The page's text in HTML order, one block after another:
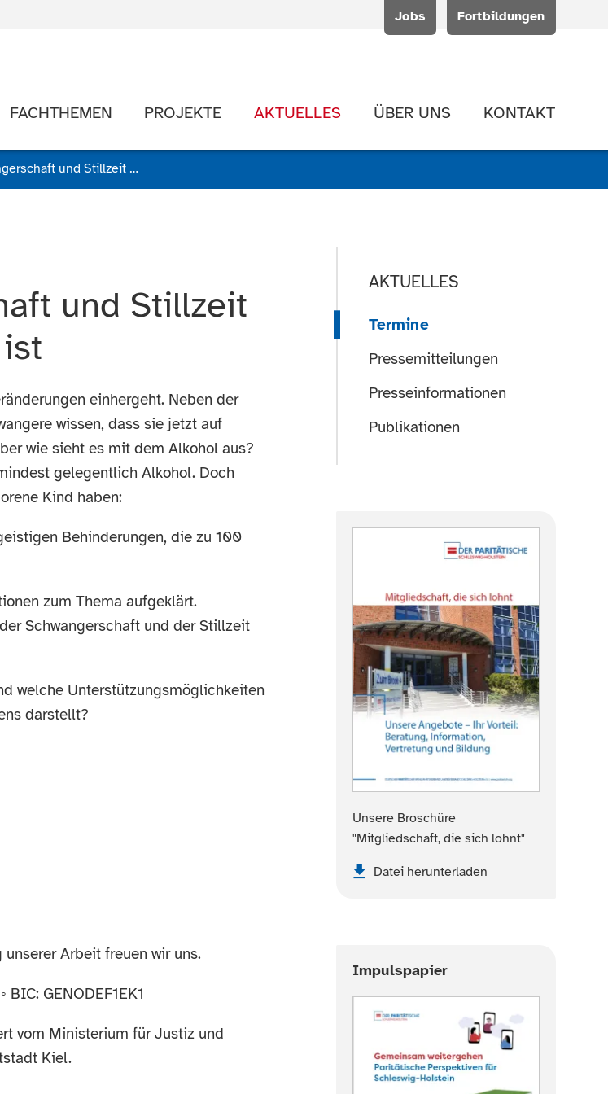
Jobs Fortbildungen
FACHTHEMEN PROJEKTE AKTUELLES ÜBER UNS KONTAKT
Alkoholfrei in Schwangerschaft und Stillzeit – Warum verzichten wichtig ist
und Stillzeit
einhergeht. Neben der
wissen, dass sie jetzt auf
wie sieht es mit dem Alkohol aus?
gelegentlich Alkohol. Doch
Kind haben:
Behinderungen, die zu 100
zum Thema aufgeklärt.
Schwangerschaft und der Stillzeit
welche Unterstützungsmöglichkeiten
darstellt?
Arbeit freuen wir uns.
GENODEF1EK1
vom Ministerium für Justiz und
Kiel.
AKTUELLES
Termine
Pressemitteilungen
Presseinformationen
Publikationen
Unsere Broschüre
"Mitgliedschaft, die sich lohnt"
Datei herunterladen
Impulspapier